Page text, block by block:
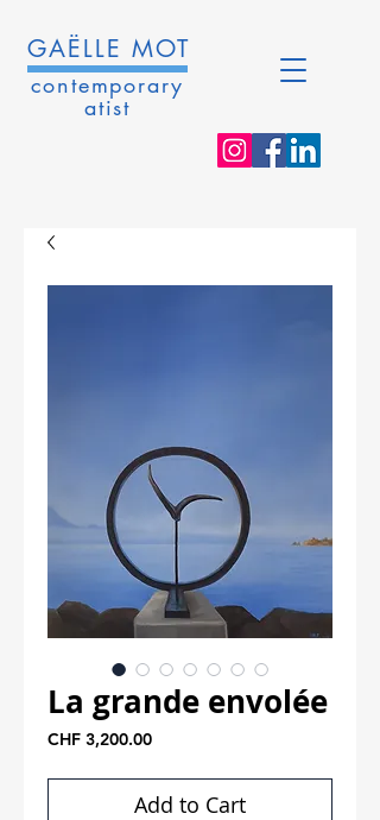
GAËLLE MOT
contemporary
atist
La grande envolée
CHF 3,200.00Price
Add to Cart